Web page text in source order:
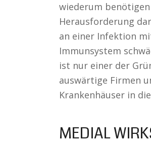
wiederum
Herausforderung
an einer Infektion
Immunsystem
ist nur einer der
auswärtige Firmen
Krankenhäuser in
MEDIAL